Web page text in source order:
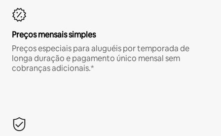
Preços mensais simples
Preços especiais para aluguéis por temporada de
longa duração e pagamento único mensal sem
cobranças adicionais.*